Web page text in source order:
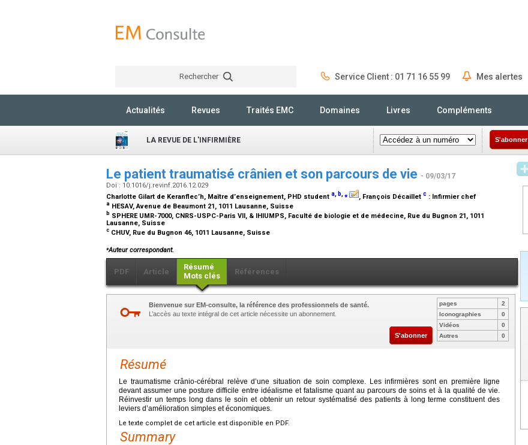
Rechercher Service Client : 01 71 16 55 99 Mes alertes
Actualités Revues Traités EMC Domaines Livres Compléments
LA REVUE DE L'INFIRMIÈRE S'abonner
Le patient traumatisé crânien et son parcours de vie - 09/03/17
Doi : 10.1016/j.revinf.2016.12.029
Charlotte Gilart de Keranflec’h, Maître d’enseignement, PHD student a, b,⁎ , François Décaillet c : Infirmier chef
a HESAV, Avenue de Beaumont 21, 1011 Lausanne, Suisse
b SPHERE UMR-7000, CNRS-USPC-Paris VII, & IHIUMPS, Faculté de biologie et de médecine, Rue du Bugnon 21, 1011
Lausanne, Suisse
c CHUV, Rue du Bugnon 46, 1011 Lausanne, Suisse
⁎Auteur correspondant.
PDF Article
Résumé
Mots clés
Références
Bienvenue sur EM-consulte, la référence des professionnels de santé.
L’accès au texte intégral de cet article nécessite un abonnement.
S'abonner
pages
2
Iconographies
0
Vidéos
0
Autres
0
Résumé
Le traumatisme crânio-cérébral relève d’une situation de soin complexe. Les infirmières sont en première ligne
devant assumer une posture difficile entre idéalisme et fatalisme quant au parcours de soins et à la qualité de vie.
Réinvestir un temps long dans le soin et obtenir un retour systématisé des patients à long terme constituent des
leviers d’amélioration simples et économiques.
Le texte complet de cet article est disponible en PDF.
Summary